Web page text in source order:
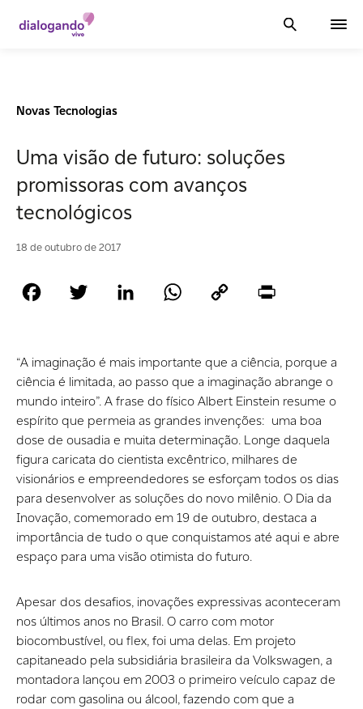
Novas Tecnologias
Uma visão de futuro: soluções
promissoras com avanços
tecnológicos
18 de outubro de 2017
Facebook Twitter LinkedIn WhatsAppCopy
“A imaginação é mais importante que a ciência, porque a
ciência é limitada, ao passo que a imaginação abrange o
mundo inteiro”. A frase do físico Albert Einstein resume o
espírito que permeia as grandes invenções: uma boa
dose de ousadia e muita determinação. Longe daquela
figura caricata do cientista excêntrico, milhares de
visionários e empreendedores se esforçam todos os dias
para desenvolver as soluções do novo milênio. O Dia da
Inovação, comemorado em 19 de outubro, destaca a
importância de tudo o que conquistamos até aqui e abre
espaço para uma visão otimista do futuro.
Apesar dos desafios, inovações expressivas aconteceram
nos últimos anos no Brasil. O carro com motor
biocombustível, ou flex, foi uma delas. Em projeto
capitaneado pela subsidiária brasileira da Volkswagen, a
montadora lançou em 2003 o primeiro veículo capaz de
rodar com gasolina ou álcool, fazendo com que a